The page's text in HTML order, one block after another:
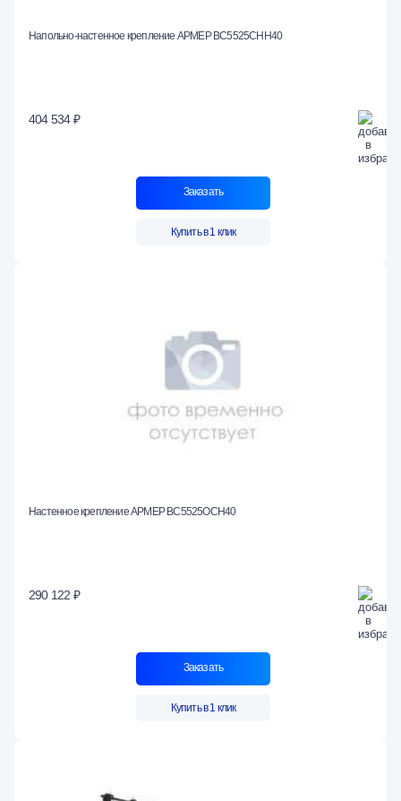
Напольно-настенное крепление АРМЕР ВС5525СНН40
404 534 ₽
Заказать
Купить в 1 клик
Настенное крепление АРМЕР ВС5525ОСН40
290 122 ₽
Заказать
Купить в 1 клик